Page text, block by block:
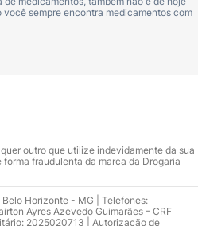
você sempre encontra medicamentos com
outro que utilize indevidamente da sua
fraudulenta da marca da Drogaria
Horizonte - MG | Telefones:
Ayres Azevedo Guimarães – CRF
2025020713 | Autorização de